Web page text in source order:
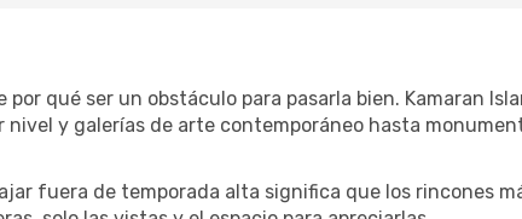
por qué ser un obstáculo para pasarla bien. Kamaran
nivel y galerías de arte contemporáneo hasta
fuera de temporada alta significa que los rincones